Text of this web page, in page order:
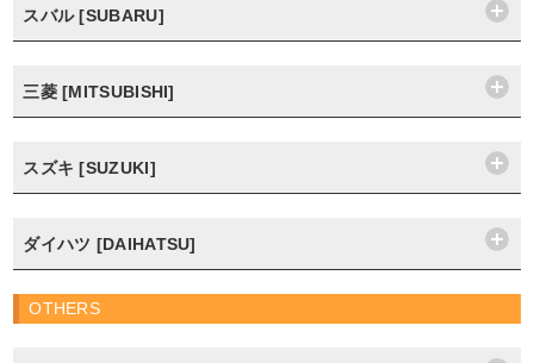
スバル [SUBARU]
三菱 [MITSUBISHI]
スズキ [SUZUKI]
ダイハツ [DAIHATSU]
OTHERS